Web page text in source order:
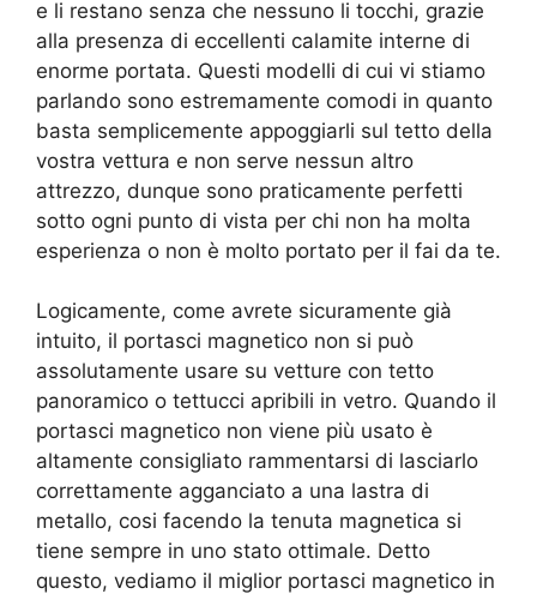
e li restano senza che nessuno li tocchi, grazie
alla presenza di eccellenti calamite interne di
enorme portata. Questi modelli di cui vi stiamo
parlando sono estremamente comodi in quanto
basta semplicemente appoggiarli sul tetto della
vostra vettura e non serve nessun altro
attrezzo, dunque sono praticamente perfetti
sotto ogni punto di vista per chi non ha molta
esperienza o non è molto portato per il fai da te.
Logicamente, come avrete sicuramente già
intuito, il portasci magnetico non si può
assolutamente usare su vetture con tetto
panoramico o tettucci apribili in vetro. Quando il
portasci magnetico non viene più usato è
altamente consigliato rammentarsi di lasciarlo
correttamente agganciato a una lastra di
metallo, cosi facendo la tenuta magnetica si
tiene sempre in uno stato ottimale. Detto
questo, vediamo il miglior portasci magnetico in